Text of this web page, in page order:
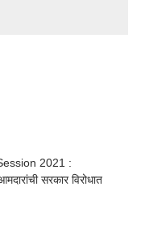
2021 :
सरकार विरोधात